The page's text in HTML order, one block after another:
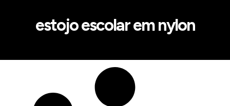
estojo escolar em nylon